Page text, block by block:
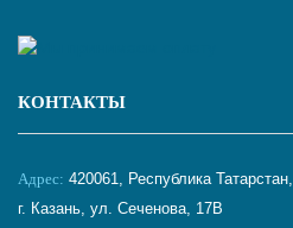
КОНТАКТЫ
Адрес: 420061, Республика Татарстан,
г. Казань, ул. Сеченова, 17В